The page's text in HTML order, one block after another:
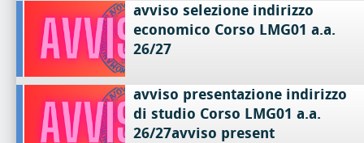
avviso selezione indirizzo
economico Corso LMG01 a.a.
26/27
avviso presentazione indirizzo
di studio Corso LMG01 a.a.
26/27avviso present